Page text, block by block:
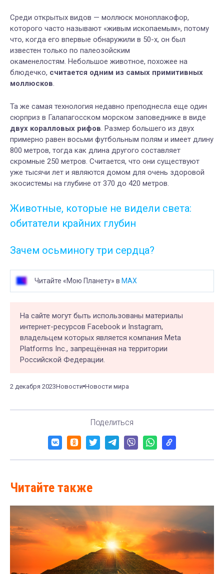
Среди открытых видов — моллюск моноплакофор,
которого часто называют «живым ископаемым», потому
что, когда его впервые обнаружили в 50-х, он был
известен только по палеозойским
окаменелостям. Небольшое животное, похожее на
блюдечко, считается одним из самых примитивных
моллюсков
Та же самая технология недавно преподнесла еще один
сюрприз в Галапагосском морском заповеднике в виде
двух коралловых рифов . Размер большего из двух
примерно равен восьми футбольным полям и имеет длину
800 метров, тогда как длина другого составляет
скромные 250 метров. Считается, что они существуют
уже тысячи лет и являются домом для очень здоровой
экосистемы на глубине от 370 до 420 метров.
Животные, которые не видели света:
обитатели крайних глубин
Зачем осьминогу три сердца?
Читайте «Мою Планету» в MAX
На сайте могут быть использованы материалы
интернет-ресурсов Facebook и Instagram,
владельцем которых является компания Meta
Platforms Inc., запрещённая на территории
Российской Федерации.
2 декабря 2023Новости Новости мира
Поделиться
Читайте также